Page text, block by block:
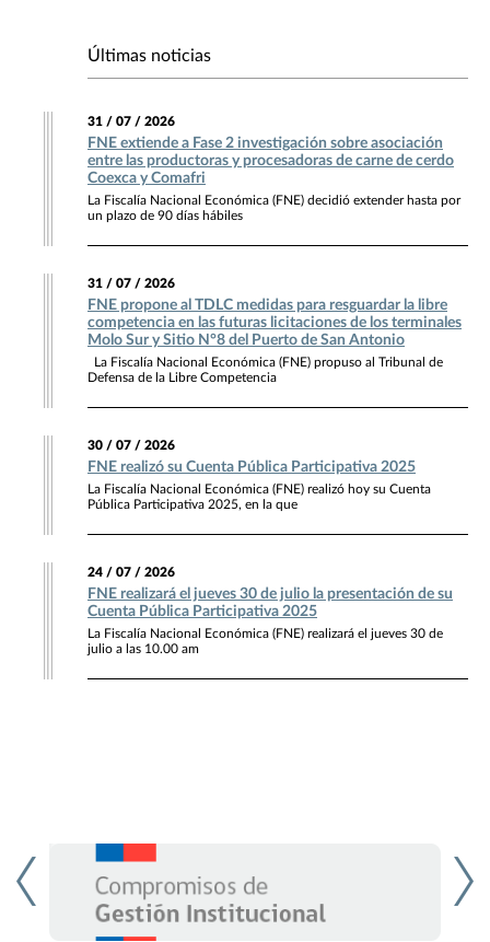
Últimas noticias
31 / 07 / 2026
FNE extiende a Fase 2 investigación sobre asociación
entre las productoras y procesadoras de carne de cerdo
Coexca y Comafri
La Fiscalía Nacional Económica (FNE) decidió extender hasta por
un plazo de 90 días hábiles
31 / 07 / 2026
FNE propone al TDLC medidas para resguardar la libre
competencia en las futuras licitaciones de los terminales
Molo Sur y Sitio N°8 del Puerto de San Antonio
La Fiscalía Nacional Económica (FNE) propuso al Tribunal de
Defensa de la Libre Competencia
30 / 07 / 2026
FNE realizó su Cuenta Pública Participativa 2025
La Fiscalía Nacional Económica (FNE) realizó hoy su Cuenta
Pública Participativa 2025, en la que
24 / 07 / 2026
FNE realizará el jueves 30 de julio la presentación de su
Cuenta Pública Participativa 2025
La Fiscalía Nacional Económica (FNE) realizará el jueves 30 de
julio a las 10.00 am